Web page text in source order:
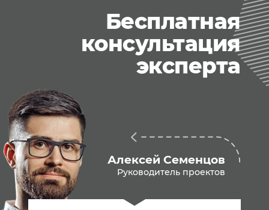
Бесплатная
консультация
эксперта
Алексей Семенцов
Руководитель проектов